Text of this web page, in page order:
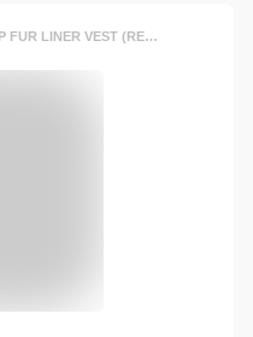
MLI0004 BARBOUR FRONT ZIP FUR LINER VEST (REGULAR FIT) バブアー フロントジップ ファーライナーベスト レギュラーフィット PILE LINER パイルライナー ビデイル ボーダー ビューウィック 等【日本正規販売代理店】 793-4955008